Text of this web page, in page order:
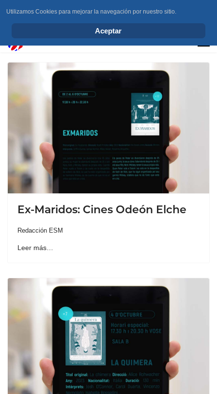
Ex-Maridos: Cines Odeón Elche
Redacción ESM
Leer más…
Utilizamos Cookies para mejorar la navegación por nuestro sitio.
Aceptar